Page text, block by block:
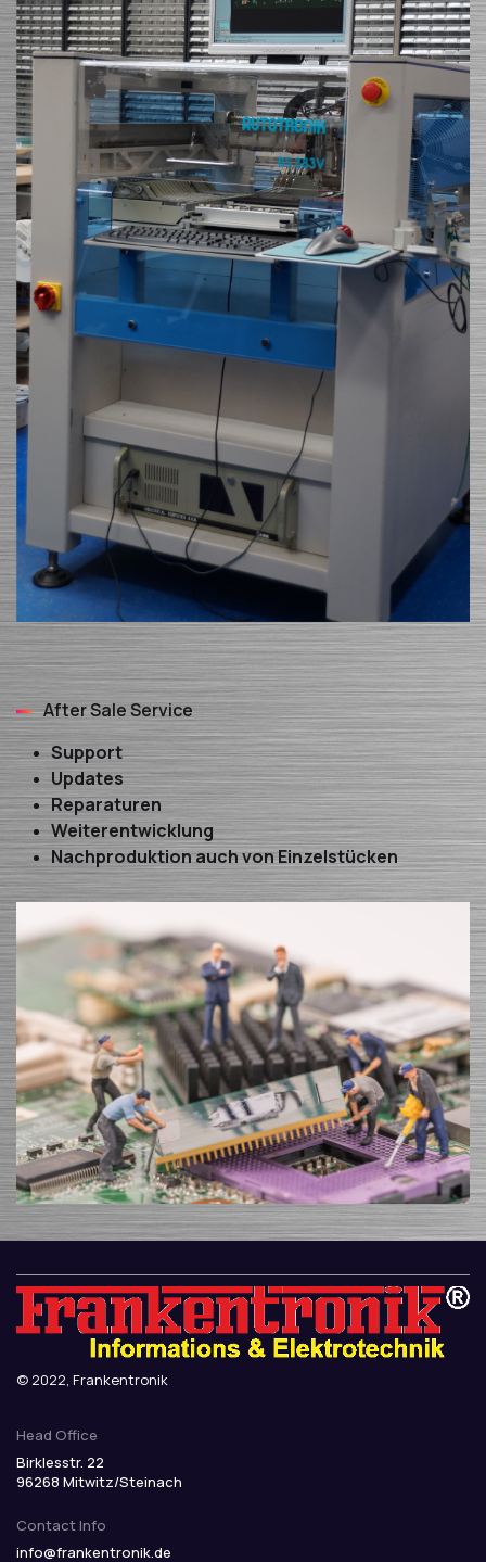
After Sale Service
Support
Updates
Reparaturen
Weiterentwicklung
Nachproduktion auch von Einzelstücken
© 2022, Frankentronik
Head Office
Birklesstr. 22
96268 Mitwitz/Steinach
Contact Info
info@frankentronik.de